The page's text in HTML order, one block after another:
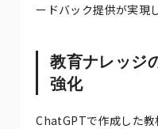
ードバック提供が実現
教育ナレッジ
強化
ChatGPTで作成した